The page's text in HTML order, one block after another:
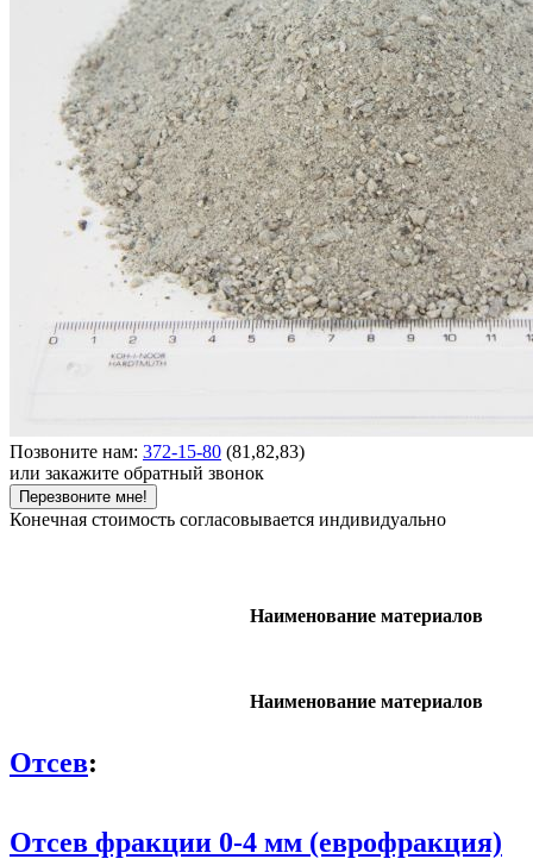
Позвоните нам: 372-15-80 (81,82,83)
или закажите обратный звонок
Перезвоните мне!
Конечная стоимость согласовывается индивидуально
Наименование материалов
Наименование материалов
Отсев:
Отсев фракции 0-4 мм (еврофракция)